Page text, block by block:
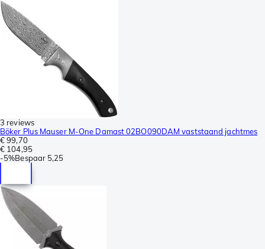
3 reviews
Böker Plus Mauser M-One Damast 02BO090DAM vaststaand jachtmes
€ 99,70
€ 104,95
-5%Bespaar 5,25